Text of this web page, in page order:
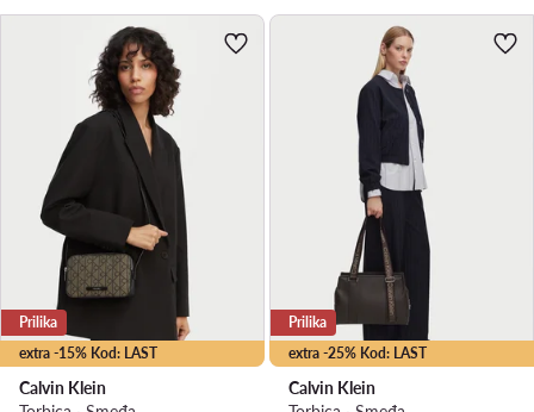
extra -15% Kod: LAST
Prilika
Calvin Klein
extra -25% Kod: LAST
Prilika
Calvin Klein